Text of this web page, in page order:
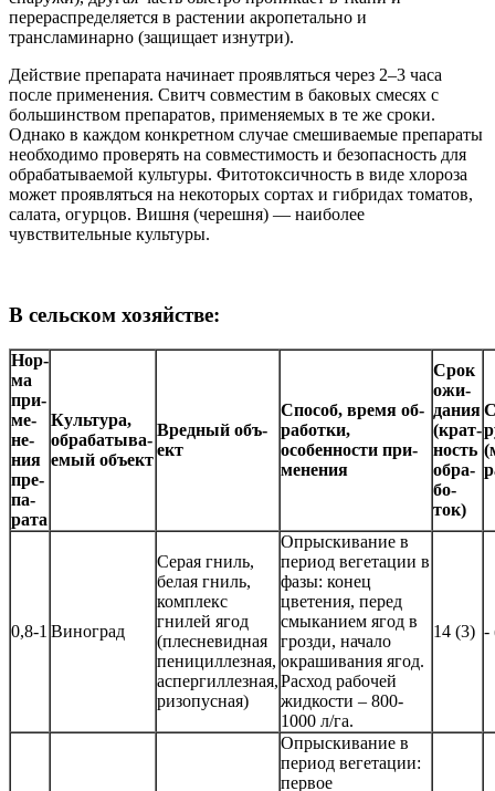
перераспределяется в растении акропетально и
трансламинарно (защищает изнутри).
Действие препарата начинает проявляться через 2–3 часа
после применения. Свитч совместим в баковых смесях с
большинством препаратов, применяемых в те же сроки.
Однако в каждом конкретном случае смешиваемые препараты
необходимо проверять на совместимость и безопасность для
обрабатываемой культуры. Фитотоксичность в виде хлороза
может проявляться на некоторых сортах и гибридах томатов,
салата, огурцов. Вишня (черешня) — наиболее
чувствительные культуры.
В сельском хозяйстве:
Нор­
ма
при­
ме­
не­
ния
пре­
па­
ра­та
Куль­ту­ра,
об­ра­ба­ты­ва­
емый объ­ект
Вред­ный объ­
ект
Спо­соб, вре­мя об­
ра­бот­ки,
осо­бен­нос­ти при­
ме­не­ния
Срок
ожи­
да­ния
(крат­
ность
об­ра­
бо­
ток)
0,8-1 Виноград
Серая гниль,
белая гниль,
комплекс
гнилей ягод
(плесневидная
пенициллезная,
аспергиллезная,
ризопусная)
Опрыскивание в
период вегетации в
фазы: конец
цветения, перед
смыканием ягод в
грозди, начало
окрашивания ягод.
Расход рабочей
жидкости – 800-
1000 л/га.
14 (3) -
Опрыскивание в
период вегетации:
первое